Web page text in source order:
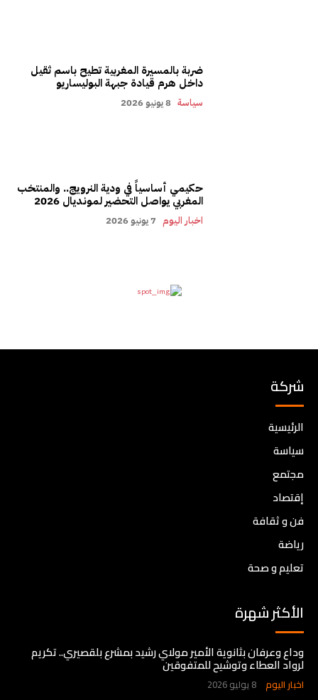
ضربة بالمسيرة المغربية تطيح باسم ثقيل
داخل هرم قيادة جبهة البوليساريو
سياسة 8 يونيو 2026
حكيمي أساسياً في ودية النرويج.. والمنتخب
المغربي يواصل التحضير لمونديال 2026
اخبار اليوم 7 يونيو 2026
شركة
الرئيسية
سياسة
مجتمع
إقتصاد
فن و ثقافة
رياضة
تعليم و صحة
الأكثر شهرة
وداع وعرفان بثانوية الأمير مولاي رشيد بمشرع بلقصيري.. تكريم
لرواد العطاء وتوشيح للمتفوقين
اخبار اليوم 8 يوليو 2026